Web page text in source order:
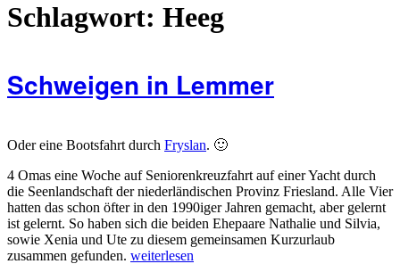
Schlagwort: Heeg
Schweigen in Lemmer
Oder eine Bootsfahrt durch Fryslan. 🙂
4 Omas eine Woche auf Seniorenkreuzfahrt auf einer Yacht durch
die Seenlandschaft der niederländischen Provinz Friesland. Alle Vier
hatten das schon öfter in den 1990iger Jahren gemacht, aber gelernt
ist gelernt. So haben sich die beiden Ehepaare Nathalie und Silvia,
sowie Xenia und Ute zu diesem gemeinsamen Kurzurlaub
zusammen gefunden. „Schweigen
weiterlesen